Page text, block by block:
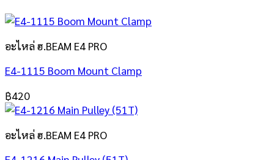
อะไหล่ ฮ.BEAM E4 PRO
E4-1115 Boom Mount Clamp
฿420
อะไหล่ ฮ.BEAM E4 PRO